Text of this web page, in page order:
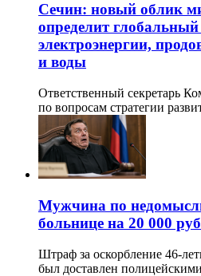
Сечин: новый облик
определит
электроэнергии,
и воды
Ответственный секретарь
по вопросам стратегии
Мужчина по
больнице на 20 000
Штраф за оскорбление 46-
был доставлен